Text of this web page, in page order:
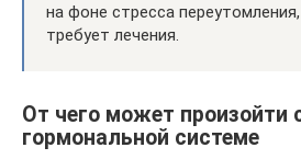
на фоне стресса
требует лечения.
От чего может произойти
гормональной системе